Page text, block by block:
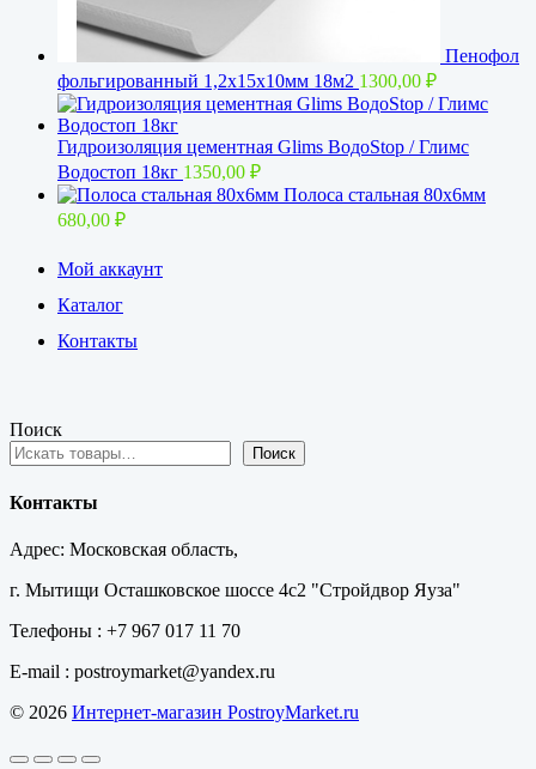
Пенофол
фольгированный 1,2x15х10мм 18м2 1300,00 ₽
Гидроизоляция цементная Glims BoдoStop / Глимс
Водостоп 18кг 1350,00 ₽
Полоса стальная 80х6мм
680,00 ₽
Мой аккаунт
Каталог
Контакты
Поиск
Поиск
Контакты
Адрес: Московская область,
г. Мытищи Осташковское шоссе 4с2 "Стройдвор Яуза"
Телефоны : +7 967 017 11 70
E-mail : postroymarket@yandex.ru
© 2026 Интернет-магазин PostroyMarket.ru